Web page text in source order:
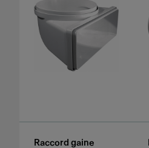
Raccord gaine